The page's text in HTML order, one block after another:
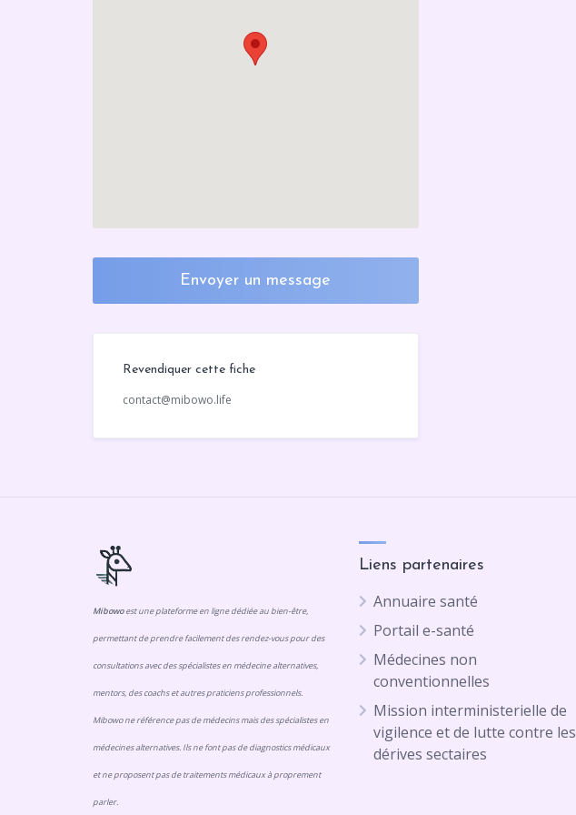
Envoyer un message
Revendiquer cette fiche
contact@mibowo.life
Mibowoest une plateforme en ligne dédiée au bien-être,
permettant de prendre facilement des rendez-vous pour des
consultations avec des spécialistes en médecine alternatives,
mentors, des coachs et autres praticiens professionnels.
Mibowo ne référence pas de médecins mais des spécialistes en
médecines alternatives. Ils ne font pas de diagnostics médicaux
et ne proposent pas de traitements médicaux à proprement
parler.
Liens partenaires
Annuaire santé
Portail e-santé
Médecines non
conventionnelles
Mission interministerielle de
vigilence et de lutte contre les
dérives sectaires